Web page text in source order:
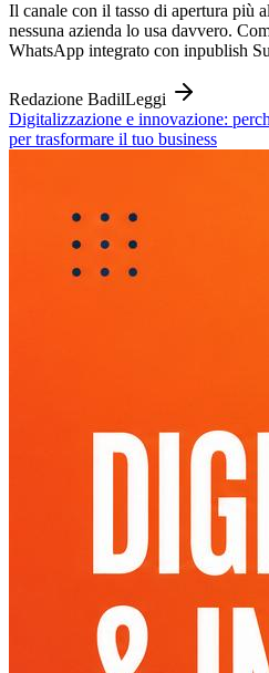
Il canale con il tasso di apertura più
nessuna azienda lo usa davvero.
WhatsApp integrato con inpublish
Redazione BadilLeggi
Digitalizzazione e innovazione:
per trasformare il tuo business